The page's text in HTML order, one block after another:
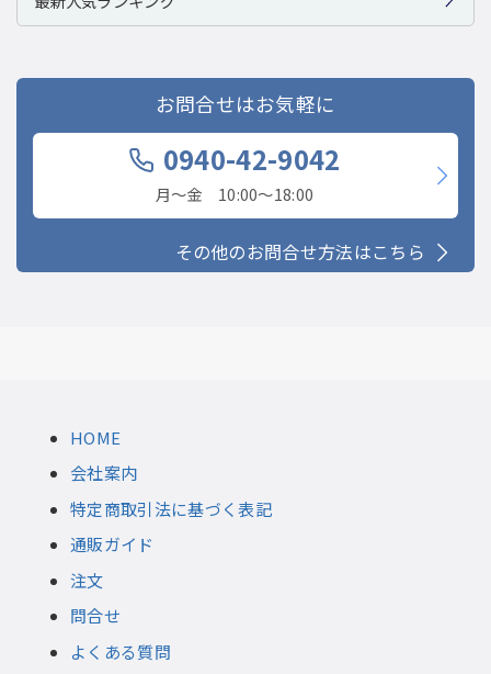
お問合せはお気軽に
0940-42-9042
月〜金 10:00〜18:00
その他のお問合せ方法はこちら
HOME
会社案内
特定商取引法に基づく表記
通販ガイド
注文
問合せ
よくある質問